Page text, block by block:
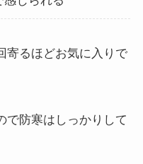
寄るほどお気に入りで
で防寒はしっかりして